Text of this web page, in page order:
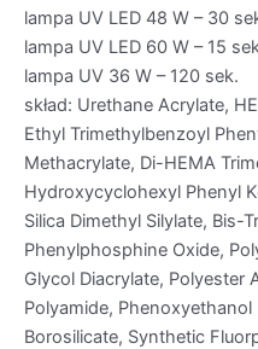
lampa UV LED 48 W – 30
lampa UV LED 60 W – 15
lampa UV 36 W – 120 sek.
skład: Urethane Acrylate,
Ethyl Trimethylbenzoyl
Methacrylate, Di-HEMA
Hydroxycyclohexyl Phenyl
Silica Dimethyl Silylate, Bis-
Phenylphosphine Oxide,
Glycol Diacrylate,
Polyamide,
Borosilicate, Synthetic